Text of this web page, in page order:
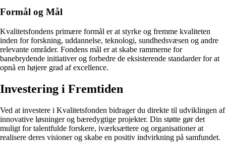
Formål og Mål
Kvalitetsfondens primære formål er at styrke og fremme kvaliteten
inden for forskning, uddannelse, teknologi, sundhedsvæsen og andre
relevante områder. Fondens mål er at skabe rammerne for
banebrydende initiativer og forbedre de eksisterende standarder for at
opnå en højere grad af excellence.
Investering i Fremtiden
Ved at investere i Kvalitetsfonden bidrager du direkte til udviklingen af
innovative løsninger og bæredygtige projekter. Din støtte gør det
muligt for talentfulde forskere, iværksættere og organisationer at
realisere deres visioner og skabe en positiv indvirkning på samfundet.